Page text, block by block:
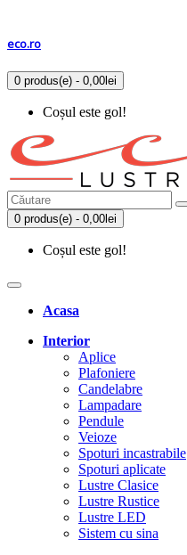
eco.ro
0 produs(e) - 0,00lei
Coșul este gol!
0 produs(e) - 0,00lei
Coșul este gol!
Acasa
Interior
Aplice
Plafoniere
Candelabre
Lampadare
Pendule
Veioze
Spoturi incastrabile
Spoturi aplicate
Lustre Clasice
Lustre Rustice
Lustre LED
Sistem cu sina